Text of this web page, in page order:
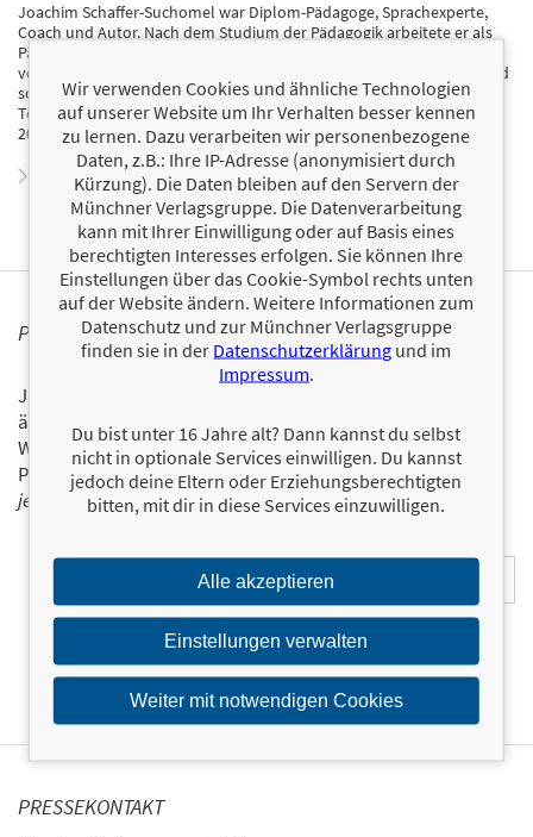
Joachim Schaffer-Suchomel war Diplom-Pädagoge, Sprachexperte,
Coach und Autor. Nach dem Studium der Pädagogik arbeitete er als
Pädagoge und lehrte an verschiedenen Universitäten. Er arbeitete
vorwiegend mit Führungskräften in Wirtschaft, Verbänden, Politik und
sozialen Organisationen als Coach zur Organisationsentwicklung,
Teamentwicklung und Konfliktlösung. Schaffer-Suchomel ist im Jahr
2023 verstorben.
Zum Profil von Joachim Schaffer-Suchomel
PERSONALISIERTE PRODUKTINFORMATIONEN
Ja, ich will über interessante Neuerscheinungen und
ähnliche Produkte informiert werden.
Wir halten Sie per E-Mail auf dem aktuellen Stand über das
Programm der Münchner Verlagsgruppe.Tragen Sie sich
jetzt ein!
PRESSEKONTAKT
Wir verwenden Cookies und ähnliche Technologien
auf unserer Website um Ihr Verhalten besser kennen
zu lernen. Dazu verarbeiten wir personenbezogene
Daten, z.B.: Ihre IP-Adresse (anonymisiert durch
Kürzung). Die Daten bleiben auf den Servern der
Münchner Verlagsgruppe. Die Datenverarbeitung
kann mit Ihrer Einwilligung oder auf Basis eines
berechtigten Interesses erfolgen. Sie können Ihre
Einstellungen über das Cookie-Symbol rechts unten
auf der Website ändern. Weitere Informationen zum
Datenschutz und zur Münchner Verlagsgruppe
finden sie in der Datenschutzerklärung und im
Impressum.
Du bist unter 16 Jahre alt? Dann kannst du selbst
nicht in optionale Services einwilligen. Du kannst
jedoch deine Eltern oder Erziehungsberechtigten
bitten, mit dir in diese Services einzuwilligen.
Alle akzeptieren
Einstellungen verwalten
Weiter mit notwendigen Cookies